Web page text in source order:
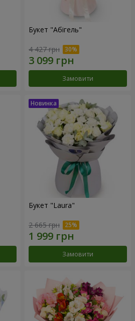
Букет "Абігель"
4 427 грн
Замовити
Букет "Laura"
2 665 грн
Замовити